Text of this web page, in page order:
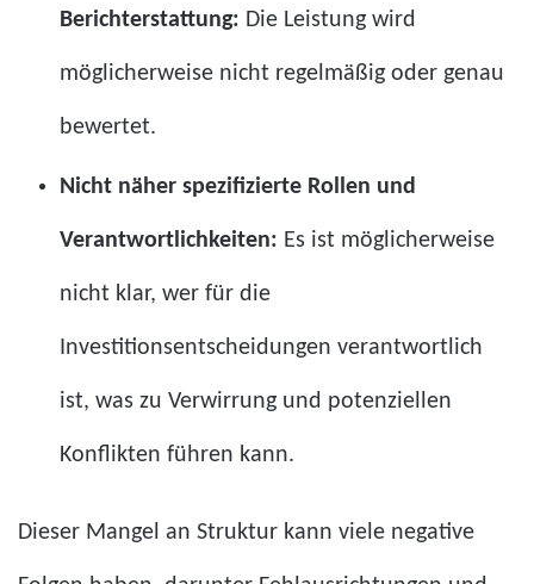
Berichterstattung: Die Leistung wird
möglicherweise nicht regelmäßig oder genau
bewertet.
Nicht näher spezifizierte Rollen und
Verantwortlichkeiten: Es ist möglicherweise
nicht klar, wer für die
Investitionsentscheidungen verantwortlich
ist, was zu Verwirrung und potenziellen
Konflikten führen kann.
Dieser Mangel an Struktur kann viele negative